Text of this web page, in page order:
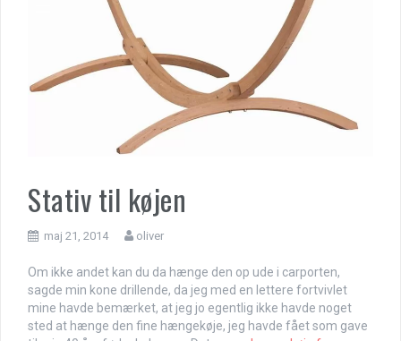
Stativ til køjen
maj 21, 2014 oliver
Om ikke andet kan du da hænge den op ude i carporten,
sagde min kone drillende, da jeg med en lettere fortvivlet
mine havde bemærket, at jeg jo egentlig ikke havde noget
sted at hænge den fine hængekøje, jeg havde fået som gave